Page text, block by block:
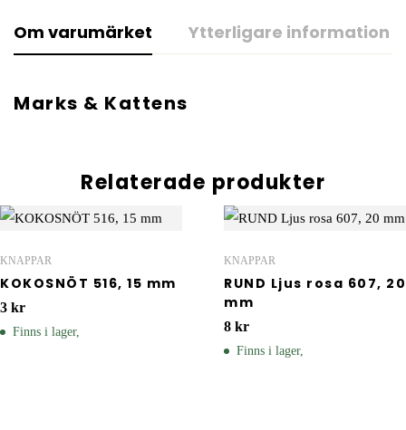
Om varumärket Ytterligare information
Marks & Kattens
Relaterade produkter
KNAPPAR
KOKOSNÖT 516, 15 mm
3 kr
Finns i lager,
KNAPPAR
RUND Ljus rosa 607, 20
mm
8 kr
Finns i lager,